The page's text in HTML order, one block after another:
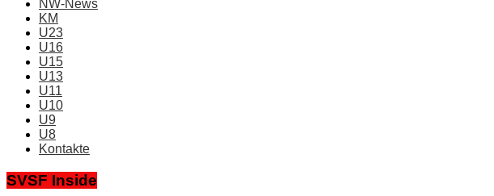
NW-News
KM
U23
U16
U15
U13
U11
U10
U9
U8
Kontakte
SVSF Inside